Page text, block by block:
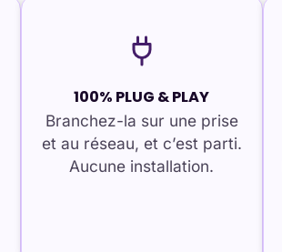
100% PLUG & PLAY
Branchez-la sur une prise
et au réseau, et c’est parti.
Aucune installation.